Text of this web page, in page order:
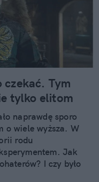
Tym
tylko elitom
naprawdę sporo
o wiele wyższa. W
rodu
Jak
I czy było